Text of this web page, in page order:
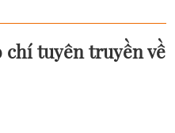
chí tuyên truyền về